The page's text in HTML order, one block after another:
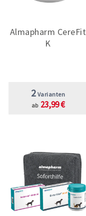
Almapharm CereFit
K
2 Varianten
ab 23,99 €